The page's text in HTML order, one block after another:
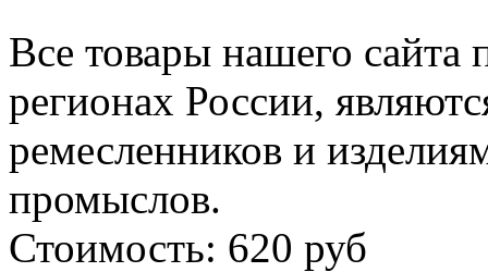
Все товары нашего сайта
регионах России,
ремесленников и
промыслов.
Стоимость: 620 руб